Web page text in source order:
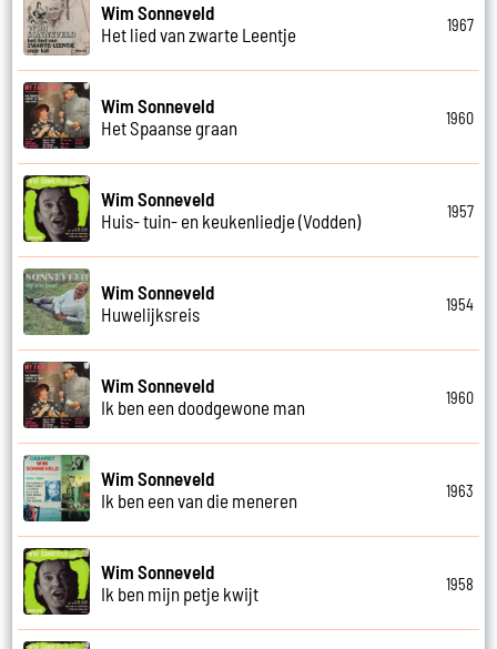
Wim Sonneveld
Het lied van zwarte Leentje
1967
Wim Sonneveld
Het Spaanse graan
1960
Wim Sonneveld
Huis- tuin- en keukenliedje (Vodden)
1957
Wim Sonneveld
Huwelijksreis
1954
Wim Sonneveld
Ik ben een doodgewone man
1960
Wim Sonneveld
Ik ben een van die meneren
1963
Wim Sonneveld
Ik ben mijn petje kwijt
1958